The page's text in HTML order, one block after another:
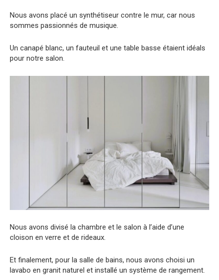
Nous avons placé un synthétiseur contre le mur, car nous
sommes passionnés de musique.
Un canapé blanc, un fauteuil et une table basse étaient idéals
pour notre salon.
Nous avons divisé la chambre et le salon à l’aide d’une
cloison en verre et de rideaux.
Et finalement, pour la salle de bains, nous avons choisi un
lavabo en granit naturel et installé un système de rangement.